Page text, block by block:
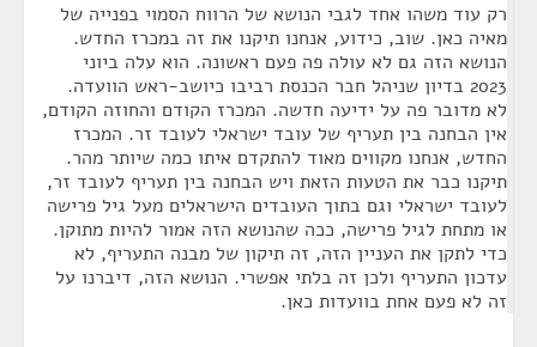
רק עוד משהו אחד לגבי הנושא של הרווח הסמוי בפנייה של
מאיה כאן. שוב, כידוע, אנחנו תיקנו את זה במכרז החדש.
הנושא הזה גם לא עולה פה פעם ראשונה. הוא עלה ביוני
2023 בדיון שניהל חבר הכנסת רביבו כיושב-ראש הוועדה.
לא מדובר פה על ידיעה חדשה. המכרז הקודם והחוזה הקודם,
אין הבחנה בין תעריף של עובד ישראלי לעובד זר. המכרז
החדש, אנחנו מקווים מאוד להתקדם איתו כמה שיותר מהר.
תיקנו כבר את הטעות הזאת ויש הבחנה בין תעריף לעובד זר,
לעובד ישראלי וגם בתוך העובדים הישראלים מעל גיל פרישה
או מתחת לגיל פרישה, ככה שהנושא הזה אמור להיות מתוקן.
כדי לתקן את העניין הזה, זה תיקון של מבנה התעריף, לא
עדכון התעריף ולכן זה בלתי אפשרי. הנושא הזה, דיברנו על
זה לא פעם אחת בוועדות כאן.